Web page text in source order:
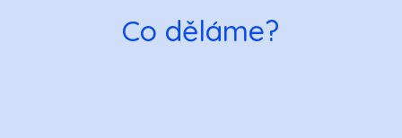
Co děláme?